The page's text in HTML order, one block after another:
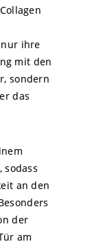
ihre
mit den
sondern
das
an den
der
am